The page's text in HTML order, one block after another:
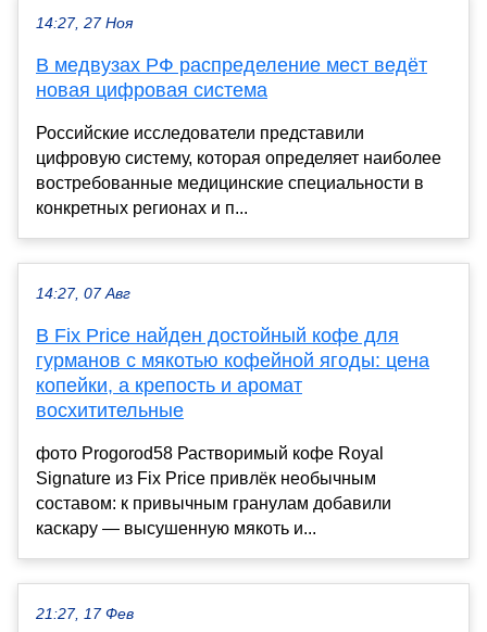
14:27, 27 Ноя
В медвузах РФ распределение мест ведёт
новая цифровая система
Российские исследователи представили
цифровую систему, которая определяет наиболее
востребованные медицинские специальности в
конкретных регионах и п...
14:27, 07 Авг
В Fix Price найден достойный кофе для
гурманов с мякотью кофейной ягоды: цена
копейки, а крепость и аромат
восхитительные
фото Progorod58 Растворимый кофе Royal
Signature из Fix Price привлёк необычным
составом: к привычным гранулам добавили
каскару — высушенную мякоть и...
21:27, 17 Фев